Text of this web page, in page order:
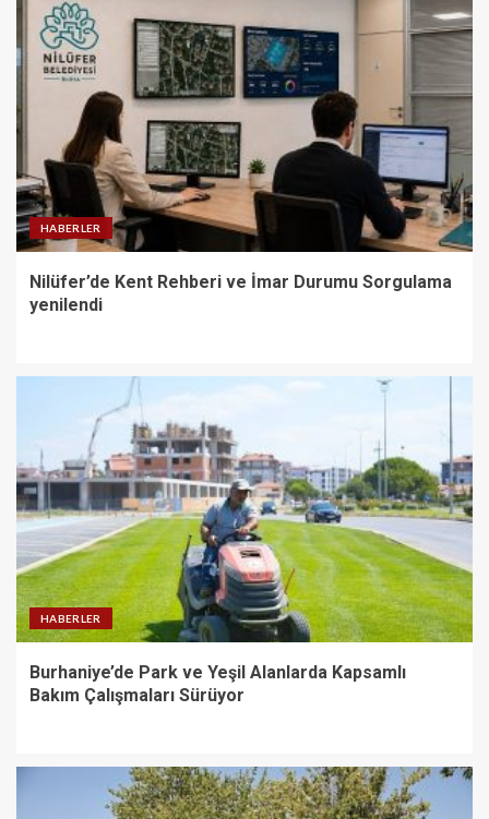
HABERLER
Nilüfer’de Kent Rehberi ve İmar Durumu Sorgulama
yenilendi
HABERLER
Burhaniye’de Park ve Yeşil Alanlarda Kapsamlı
Bakım Çalışmaları Sürüyor